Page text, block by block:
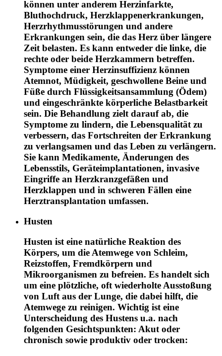
können unter anderem Herzinfarkte,
Bluthochdruck, Herzklappenerkrankungen,
Herzrhythmusstörungen und andere
Erkrankungen sein, die das Herz über längere
Zeit belasten. Es kann entweder die linke, die
rechte oder beide Herzkammern betreffen.
Symptome einer Herzinsuffizienz können
Atemnot, Müdigkeit, geschwollene Beine und
Füße durch Flüssigkeitsansammlung (Ödem)
und eingeschränkte körperliche Belastbarkeit
sein. Die Behandlung zielt darauf ab, die
Symptome zu lindern, die Lebensqualität zu
verbessern, das Fortschreiten der Erkrankung
zu verlangsamen und das Leben zu verlängern.
Sie kann Medikamente, Änderungen des
Lebensstils, Geräteimplantationen, invasive
Eingriffe an Herzkranzgefäßen und
Herzklappen und in schweren Fällen eine
Herztransplantation umfassen.
Husten
Husten ist eine natürliche Reaktion des
Körpers, um die Atemwege von Schleim,
Reizstoffen, Fremdkörpern und
Mikroorganismen zu befreien. Es handelt sich
um eine plötzliche, oft wiederholte Ausstoßung
von Luft aus der Lunge, die dabei hilft, die
Atemwege zu reinigen. Wichtig ist eine
Unterscheidung des Hustens u.a. nach
folgenden Gesichtspunkten: Akut oder
chronisch sowie produktiv oder trocken: